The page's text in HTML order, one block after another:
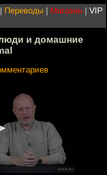
| Переводы | Магазин | VIP
и домашние